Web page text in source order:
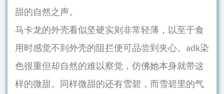
甜的自然之声。
马卡龙的外壳看似坚硬实则非常轻薄，以至于食
用时感觉不到外壳的阻拦便可品尝到夹心。adk染
色很重但却自然的难以察觉，仿佛她本身就带这
样的微甜。同样微甜的还有雪碧，而雪碧里的气